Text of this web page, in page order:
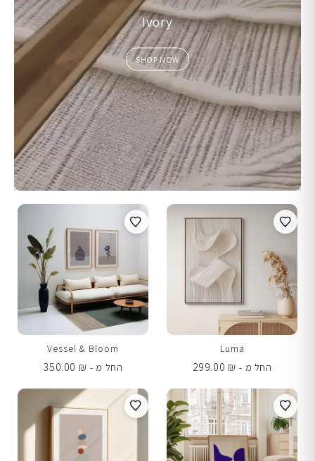
Ivory
SHOP NOW
Luma
החל מ -
299.00 ₪
Vessel & Bloom
החל מ -
350.00 ₪